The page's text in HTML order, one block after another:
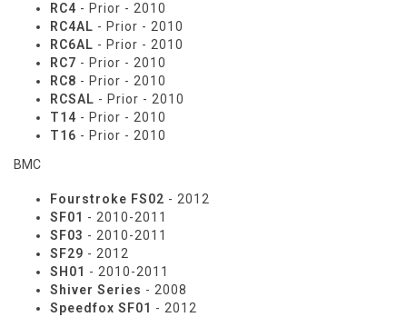
RC4 - Prior - 2010
RC4AL - Prior - 2010
RC6AL - Prior - 2010
RC7 - Prior - 2010
RC8 - Prior - 2010
RCSAL - Prior - 2010
T14 - Prior - 2010
T16 - Prior - 2010
BMC
Fourstroke FS02 - 2012
SF01 - 2010-2011
SF03 - 2010-2011
SF29 - 2012
SH01 - 2010-2011
Shiver Series - 2008
Speedfox SF01 - 2012